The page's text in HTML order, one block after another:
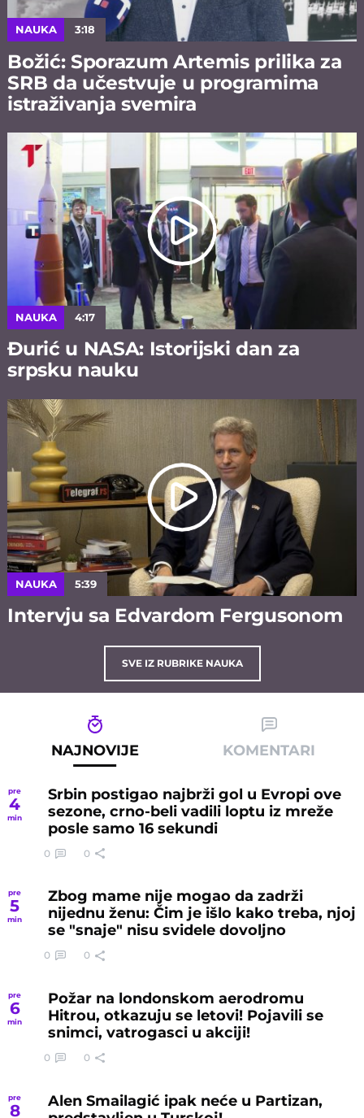
NAUKA 3:18
Božić: Sporazum Artemis prilika za
SRB da učestvuje u programima
istraživanja svemira
NAUKA 4:17
Đurić u NASA: Istorijski dan za
srpsku nauku
NAUKA 5:39
Intervju sa Edvardom Fergusonom
SVE IZ RUBRIKE NAUKA
NAJNOVIJE KOMENTARI
pre
4
min
Srbin postigao najbrži gol u Evropi ove
sezone, crno-beli vadili loptu iz mreže
posle samo 16 sekundi
0 0
pre
5
min
Zbog mame nije mogao da zadrži
nijednu ženu: Čim je išlo kako treba, njoj
se "snaje" nisu svidele dovoljno
0 0
pre
6
min
Požar na londonskom aerodromu
Hitrou, otkazuju se letovi! Pojavili se
snimci, vatrogasci u akciji!
0 0
pre
8
Alen Smailagić ipak neće u Partizan,